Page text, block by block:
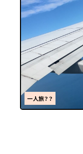
一人旅？？